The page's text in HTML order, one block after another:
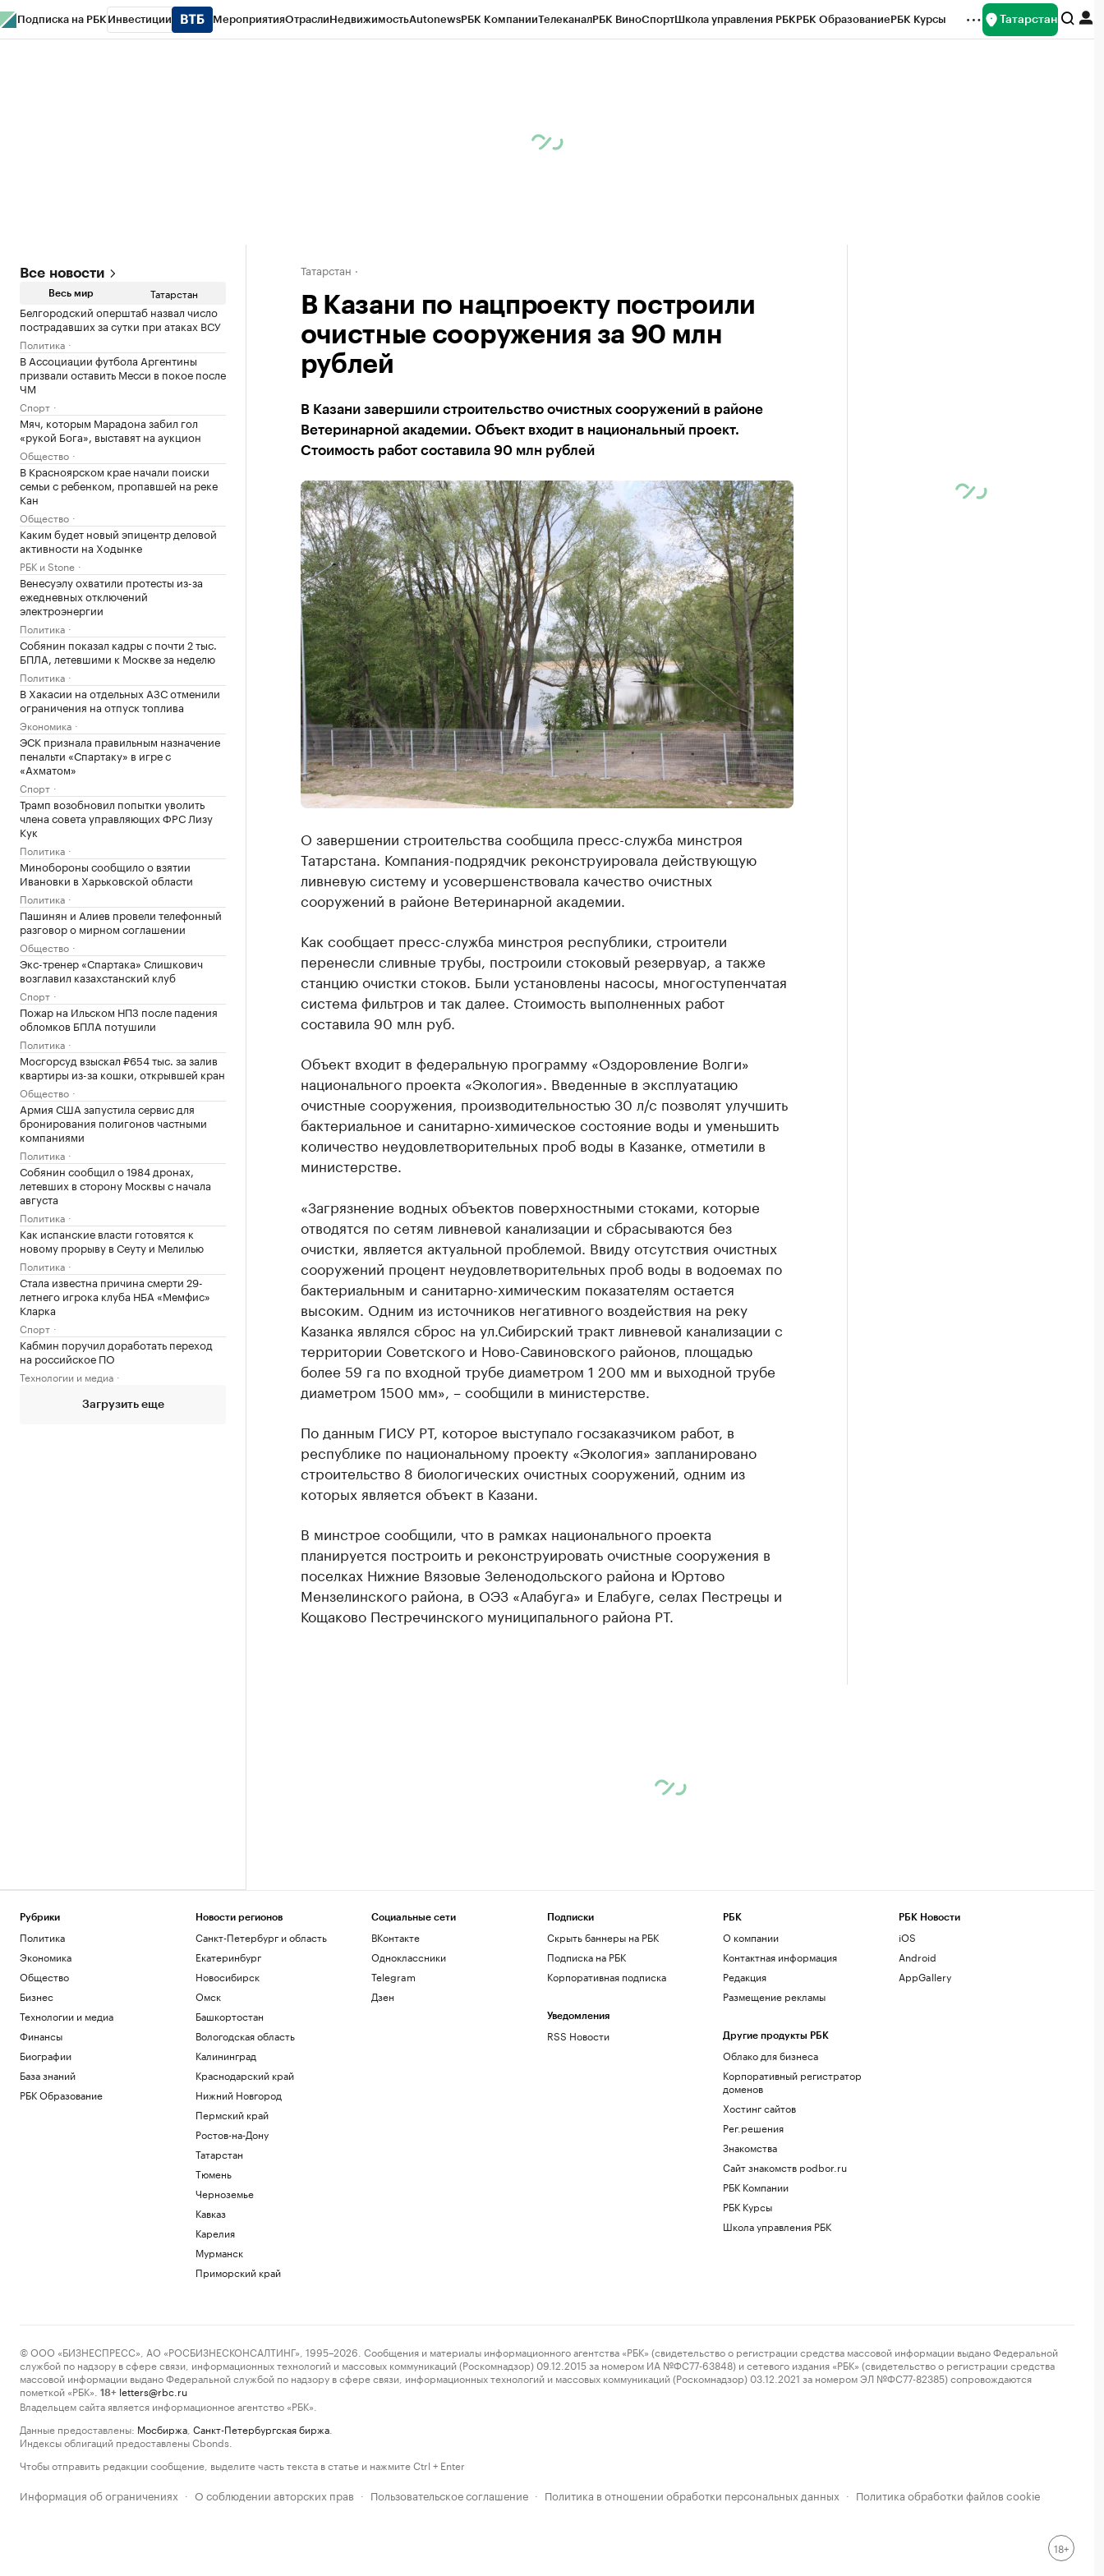
Подписка на РБК Инвестиции МероприятияОтраслиНедвижимостьAutonewsРБК КомпанииТелеканалРБК ВиноСпортШкола управления РБКРБК ОбразованиеРБК Курсы Татарстан
Все новости
Весь мир Татарстан
Белгородский оперштаб назвал число
пострадавших за сутки при атаках ВСУ
Политика
В Ассоциации футбола Аргентины
призвали оставить Месси в покое после
ЧМ
Спорт
Мяч, которым Марадона забил гол
«рукой Бога», выставят на аукцион
Общество
В Красноярском крае начали поиски
семьи с ребенком, пропавшей на реке
Кан
Общество
Каким будет новый эпицентр деловой
активности на Ходынке
РБК и Stone
Венесуэлу охватили протесты из-за
ежедневных отключений
электроэнергии
Политика
Собянин показал кадры с почти 2 тыс.
БПЛА, летевшими к Москве за неделю
Политика
В Хакасии на отдельных АЗС отменили
ограничения на отпуск топлива
Экономика
ЭСК признала правильным назначение
пенальти «Спартаку» в игре с
«Ахматом»
Спорт
Трамп возобновил попытки уволить
члена совета управляющих ФРС Лизу
Кук
Политика
Минобороны сообщило о взятии
Ивановки в Харьковской области
Политика
Пашинян и Алиев провели телефонный
разговор о мирном соглашении
Общество
Экс-тренер «Спартака» Слишкович
возглавил казахстанский клуб
Спорт
Пожар на Ильском НПЗ после падения
обломков БПЛА потушили
Политика
Мосгорсуд взыскал ₽654 тыс. за залив
квартиры из-за кошки, открывшей кран
Общество
Армия США запустила сервис для
бронирования полигонов частными
компаниями
Политика
Собянин сообщил о 1984 дронах,
летевших в сторону Москвы с начала
августа
Политика
Как испанские власти готовятся к
новому прорыву в Сеуту и Мелилью
Политика
Стала известна причина смерти 29-
летнего игрока клуба НБА «Мемфис»
Кларка
Спорт
Кабмин поручил доработать переход
на российское ПО
Технологии и медиа
Загрузить еще
Татарстан
В Казани по нацпроекту построили
очистные сооружения за 90 млн
рублей
В Казани завершили строительство очистных сооружений в районе
Ветеринарной академии. Объект входит в национальный проект.
Стоимость работ составила 90 млн рублей
О завершении строительства сообщила пресс-служба минстроя
Татарстана. Компания-подрядчик реконструировала действующую
ливневую систему и усовершенствовала качество очистных
сооружений в районе Ветеринарной академии.
Как сообщает пресс-служба минстроя республики, строители
перенесли сливные трубы, построили стоковый резервуар, а также
станцию очистки стоков. Были установлены насосы, многоступенчатая
система фильтров и так далее. Стоимость выполненных работ
составила 90 млн руб.
Объект входит в федеральную программу «Оздоровление Волги»
национального проекта «Экология». Введенные в эксплуатацию
очистные сооружения, производительностью 30 л/с позволят улучшить
бактериальное и санитарно-химическое состояние воды и уменьшить
количество неудовлетворительных проб воды в Казанке, отметили в
министерстве.
«Загрязнение водных объектов поверхностными стоками, которые
отводятся по сетям ливневой канализации и сбрасываются без
очистки, является актуальной проблемой. Ввиду отсутствия очистных
сооружений процент неудовлетворительных проб воды в водоемах по
бактериальным и санитарно-химическим показателям остается
высоким. Одним из источников негативного воздействия на реку
Казанка являлся сброс на ул.Сибирский тракт ливневой канализации с
территории Советского и Ново-Савиновского районов, площадью
более 59 га по входной трубе диаметром 1 200 мм и выходной трубе
диаметром 1500 мм», – сообщили в министерстве.
По данным ГИСУ РТ, которое выступало госзаказчиком работ, в
республике по национальному проекту «Экология» запланировано
строительство 8 биологических очистных сооружений, одним из
которых является объект в Казани.
В минстрое сообщили, что в рамках национального проекта
планируется построить и реконструировать очистные сооружения в
поселках Нижние Вязовые Зеленодольского района и Юртово
Мензелинского района, в ОЭЗ «Алабуга» и Елабуге, селах Пестрецы и
Кощаково Пестречинского муниципального района РТ.
Рубрики
Политика
Экономика
Общество
Бизнес
Технологии и медиа
Финансы
Биографии
База знаний
РБК Образование
Новости регионов
Санкт-Петербург и область
Екатеринбург
Новосибирск
Омск
Башкортостан
Вологодская область
Калининград
Краснодарский край
Нижний Новгород
Пермский край
Ростов-на-Дону
Татарстан
Тюмень
Черноземье
Кавказ
Карелия
Мурманск
Приморский край
Социальные сети
ВКонтакте
Одноклассники
Telegram
Дзен
Подписки
Скрыть баннеры на РБК
Подписка на РБК
Корпоративная подписка
Уведомления
RSS Новости
РБК
О компании
Контактная информация
Редакция
Размещение рекламы
Другие продукты РБК
Облако для бизнеса
Корпоративный регистратор
доменов
Хостинг сайтов
Рег.решения
Знакомства
Сайт знакомств podbor.ru
РБК Компании
РБК Курсы
Школа управления РБК
РБК Новости
iOS
Android
AppGallery
© ООО «БИЗНЕСПРЕСС», АО «РОСБИЗНЕСКОНСАЛТИНГ», 1995–2026. Сообщения и материалы информационного агентства «РБК» (свидетельство о регистрации средства массовой информации выдано Федеральной
службой по надзору в сфере связи, информационных технологий и массовых коммуникаций (Роскомнадзор) 09.12.2015 за номером ИА №ФС77-63848) и сетевого издания «РБК» (свидетельство о регистрации средства
массовой информации выдано Федеральной службой по надзору в сфере связи, информационных технологий и массовых коммуникаций (Роскомнадзор) 03.12.2021 за номером ЭЛ №ФС77-82385) сопровождаются
пометкой «РБК».
18+ letters@rbc.ru
Владельцем сайта является информационное агентство «РБК».
Данные предоставлены: Мосбиржа Санкт-Петербургская биржа
Индексы облигаций предоставлены Cbonds.
Чтобы отправить редакции сообщение, выделите часть текста в статье и нажмите Ctrl + Enter
Информация об ограничениях · О соблюдении авторских прав · Пользовательское соглашение · Политика в отношении обработки персональных данных · Политика обработки файлов cookie
18+